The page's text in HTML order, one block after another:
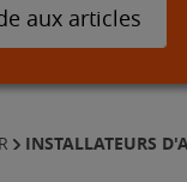
aux articles
INSTALLATEURS